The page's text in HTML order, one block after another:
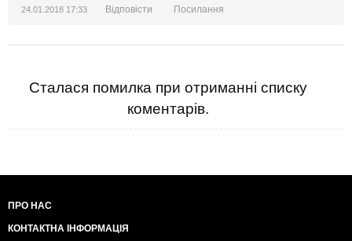
24.01.2018 17:33 Відповісти Посилання
Сталася помилка при отриманні списку
коментарів.
ПРО НАС
КОНТАКТНА ІНФОРМАЦІЯ